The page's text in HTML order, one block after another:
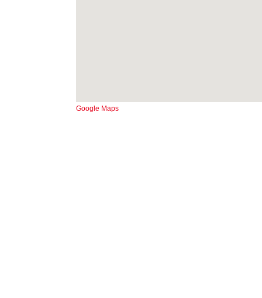
Google Maps